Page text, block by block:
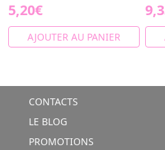
5,20€
AJOUTER AU PANIER
CONTACTS
LE BLOG
PROMOTIONS